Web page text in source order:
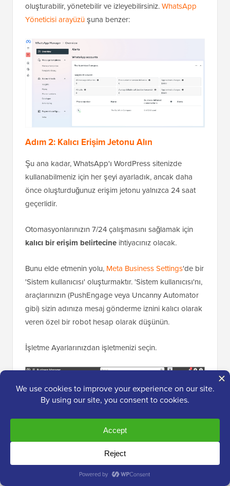
oluşturabilir, yönetebilir ve izleyebilirsiniz.WhatsApp
Yöneticisi arayüzüşuna benzer:
Adım 2: Kalıcı Erişim Jetonu Alın
Şu ana kadar, WhatsApp'ı WordPress sitenizde
kullanabilmeniz için her şeyi ayarladık, ancak daha
önce oluşturduğunuz erişim jetonu yalnızca 24 saat
geçerlidir.
Otomasyonlarınızın 7/24 çalışmasını sağlamak için
kalıcı bir erişim belirtecine ihtiyacınız olacak.
Bunu elde etmenin yolu, Meta Business Settings'de bir
'Sistem kullanıcısı' oluşturmaktır. 'Sistem kullanıcısı'nı,
araçlarınızın (PushEngage veya Uncanny Automator
gibi) sizin adınıza mesaj gönderme iznini kalıcı olarak
veren özel bir robot hesap olarak düşünün.
İşletme Ayarlarınızdan işletmenizi seçin.